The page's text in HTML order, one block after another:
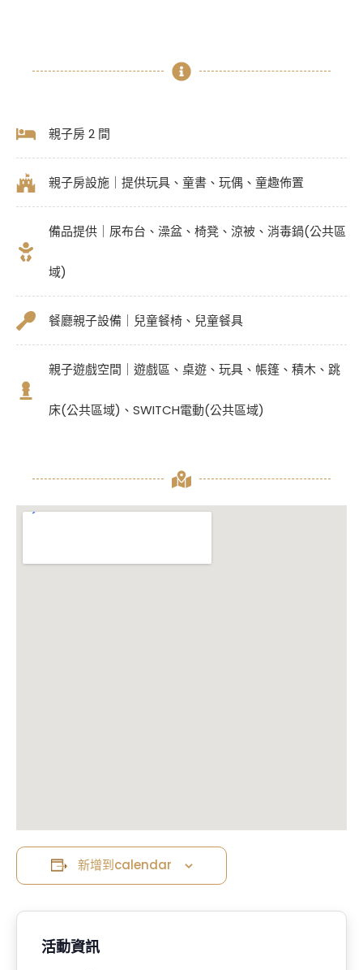
親子房 2 間
親子房設施｜提供玩具、童書、玩偶、童趣佈置
備品提供｜尿布台、澡盆、椅凳、涼被、消毒鍋(公共區
域)
餐廳親子設備｜兒童餐椅、兒童餐具
親子遊戲空間｜遊戲區、桌遊、玩具、帳篷、積木、跳
床(公共區域)、SWITCH電動(公共區域)
新增到calendar
活動資訊